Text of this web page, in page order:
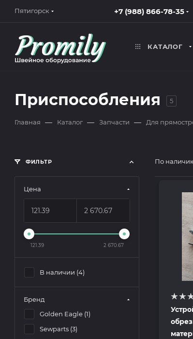
Пятигорск +7 (988) 866-78-35
КАТАЛОГ
Приспособления 5
Главная — Каталог — Запчасти — Для
По
ФИЛЬТР
Цена
121.39 2 670.67
В наличии (4)
Бренд
Golden Eagle (1)
Sewparts (3)